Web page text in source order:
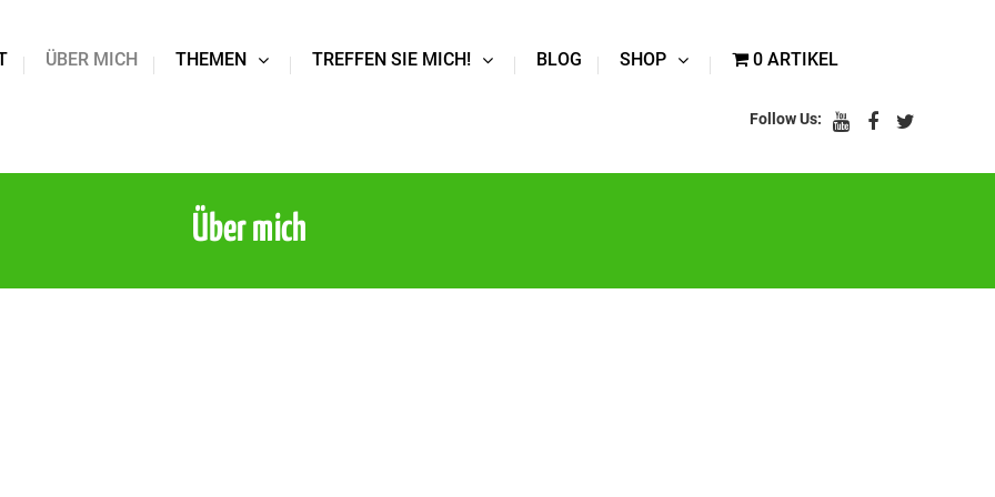
ÜBER MICH THEMEN TREFFEN SIE MICH! BLOG SHOP 0 ARTIKEL
Follow Us:
Über mich